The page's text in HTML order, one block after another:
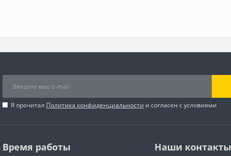
Я прочитал Политика конфиденциальности и согласен с условиями
Время работы Наши контакты